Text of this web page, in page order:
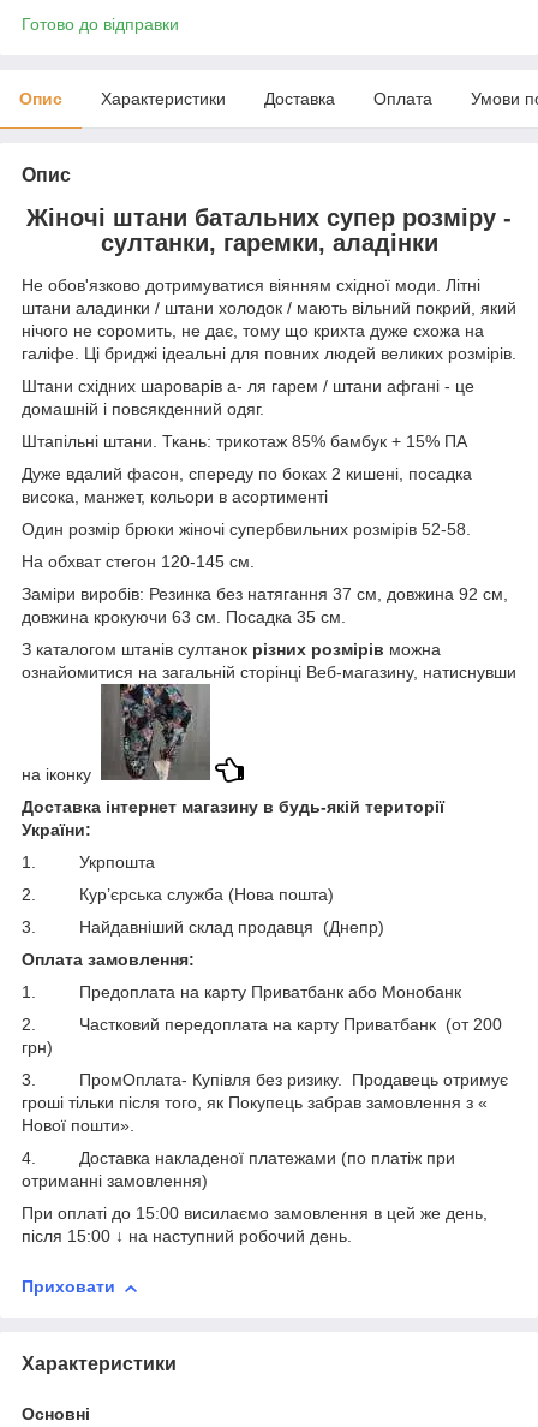
Готово до відправки
Опис Характеристики Доставка Оплата Умови
Опис
Жіночі штани батальних супер розміру -
султанки, гаремки, аладінки
Не обов'язково дотримуватися віянням східної моди. Літні
штани аладинки / штани холодок / мають вільний покрий, який
нічого не соромить, не дає, тому що крихта дуже схожа на
галіфе. Ці бриджі ідеальні для повних людей великих розмірів.
Штани східних шароварів а- ля гарем / штани афгані - це
домашній і повсякденний одяг.
Штапільні штани. Ткань: трикотаж 85% бамбук + 15% ПА
Дуже вдалий фасон, спереду по боках 2 кишені, посадка
висока, манжет, кольори в асортименті
Один розмір брюки жіночі супербвильних розмірів 52-58.
На обхват стегон 120-145 см.
Заміри виробів: Резинка без натягання 37 см, довжина 92 см,
довжина крокуючи 63 см. Посадка 35 см.
З каталогом штанів султанок різних розмірів можна
ознайомитися на загальній сторінці Веб-магазину, натиснувши
на іконку
Доставка інтернет магазину в будь-якій території
України:
1. Укрпошта
2. Кур’єрська служба (Нова пошта)
3. Найдавніший склад продавця (Днепр)
Оплата замовлення:
1. Предоплата на карту Приватбанк або Монобанк
2. Частковий передоплата на карту Приватбанк (от 200
грн)
3. ПромОплата- Купівля без ризику. Продавець отримує
гроші тільки після того, як Покупець забрав замовлення з «
Нової пошти».
4. Доставка накладеної платежами (по платіж при
отриманні замовлення)
При оплаті до 15:00 висилаємо замовлення в цей же день,
після 15:00 ↓ на наступний робочий день.
Приховати
Характеристики
Основні